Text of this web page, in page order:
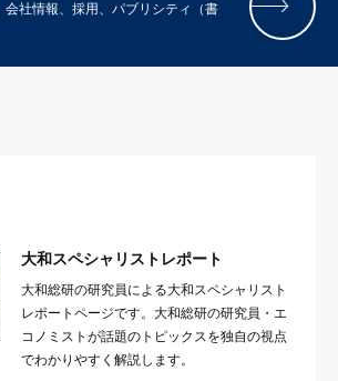
会社情報、採用、パブリシティ（書
大和スペシャリストレポート
大和総研の研究員による大和スペシャリスト
レポートページです。大和総研の研究員・エ
コノミストが話題のトピックスを独自の視点
でわかりやすく解説します。